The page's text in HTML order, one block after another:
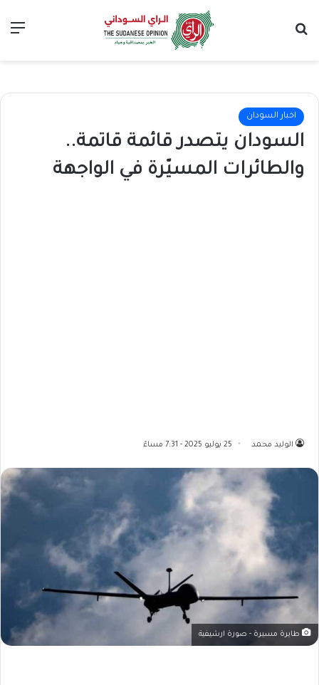
اخبار السودان
السودان يتصدر قائمة قاتمة..
والطائرات المسيّرة في الواجهة
الوليد محمد 25 يوليو 2025 - 7:31 مساءً
طايرة مسيرة - صورة ارشيفية